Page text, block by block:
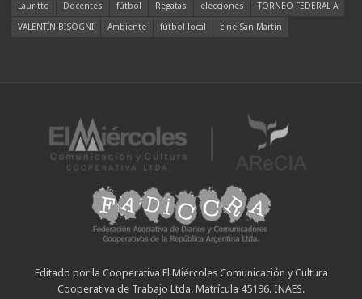
Lauritto
Docentes fútbol Regatas elecciones
TORNEO FEDERAL A
VALENTÍN BISOGNI
Ambiente fútbol local cine San Martín
Editado por la Cooperativa El Miércoles Comunicación y Cultura
Cooperativa de Trabajo Ltda. Matrícula 45196. INAES.